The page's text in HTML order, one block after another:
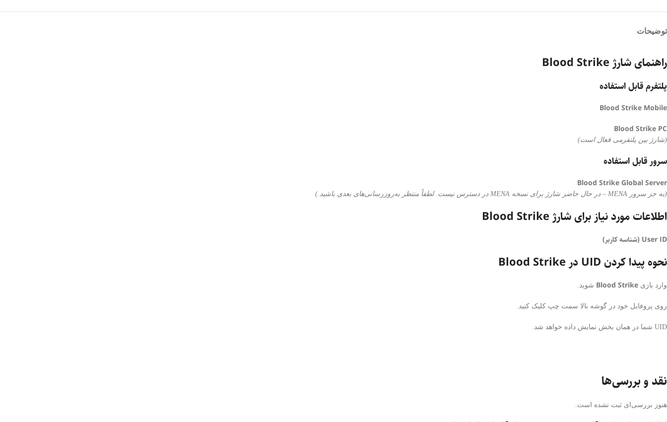
توضیحات
راهنمای شارژ Blood Strike
پلتفرم قابل استفاده
Blood Strike Mobile
Blood Strike PC
(شارژ بین پلتفرمی فعال است)
سرور قابل استفاده
Blood Strike Global Server
(به جز سرور MENA – در حال حاضر شارژ برای نسخه MENA در دسترس نیست. لطفاً منتظر به‌روزرسانی‌های بعدی باشید.)
اطلاعات مورد نیاز برای شارژ Blood Strike
User ID (شناسه کاربر)
نحوه پیدا کردن UID در Blood Strike
وارد بازی Blood Strike شوید.
روی پروفایل خود در گوشه بالا سمت چپ کلیک کنید.
UID شما در همان بخش نمایش داده خواهد شد.
نقد و بررسی‌ها
هنوز بررسی‌ای ثبت نشده است.